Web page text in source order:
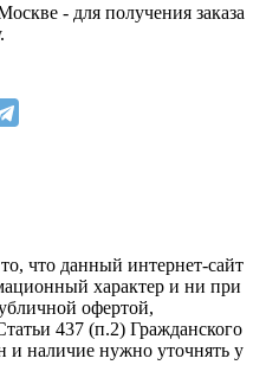
- для получения заказа
что данный интернет-сайт
характер и ни при
офертой,
437 (п.2) Гражданского
и наличие нужно уточнять у